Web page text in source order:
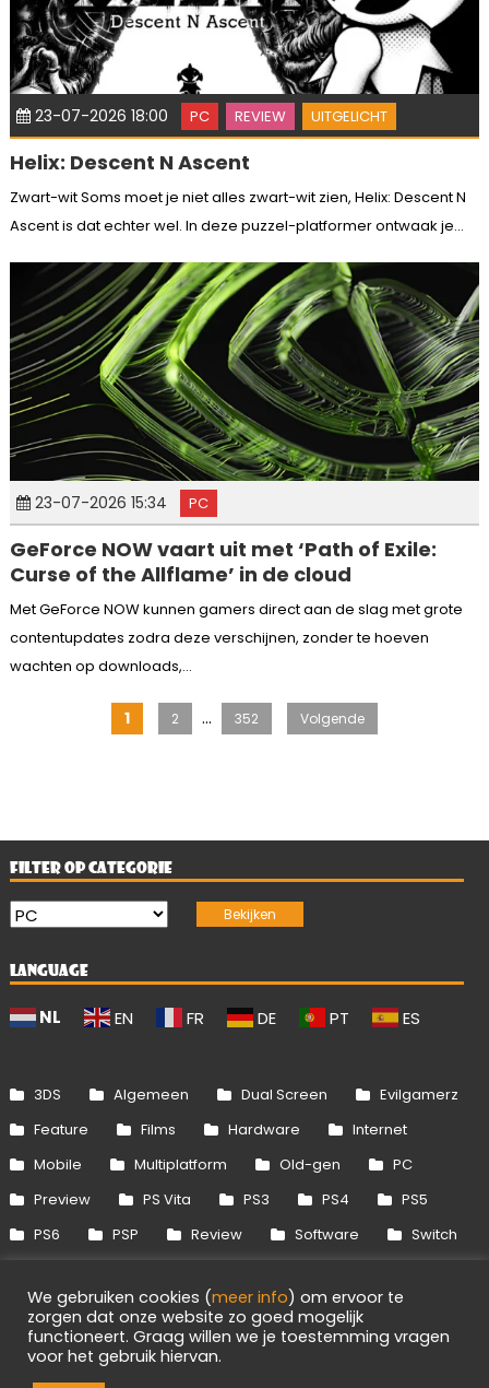
23-07-2026 18:00 PC REVIEW UITGELICHT
Helix: Descent N Ascent
Zwart-wit Soms moet je niet alles zwart-wit zien, Helix: Descent N
Ascent is dat echter wel. In deze puzzel-platformer ontwaak je...
23-07-2026 15:34 PC
GeForce NOW vaart uit met ‘Path of Exile:
Curse of the Allflame’ in de cloud
Met GeForce NOW kunnen gamers direct aan de slag met grote
contentupdates zodra deze verschijnen, zonder te hoeven
wachten op downloads,...
Berichten
1 2 … 352 Volgende
FILTER OP CATEGORIE
LANGUAGE
NL EN FR DE PT ES
3DS Algemeen Dual Screen
Evilgamerz
Feature
Films Hardware
Internet
Mobile
Multiplatform Old-gen
PC
Preview
PS Vita PS3 PS4
PS5
PS6
PSP Review Software
Switch
Xbox 360
Xbox One Xbox Series
We gebruiken cookies (meer info) om ervoor te
zorgen dat onze website zo goed mogelijk
functioneert. Graag willen we je toestemming vragen
voor het gebruik hiervan.